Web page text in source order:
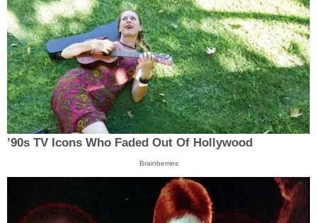
’90s TV Icons Who Faded Out Of Hollywood
Brainberries